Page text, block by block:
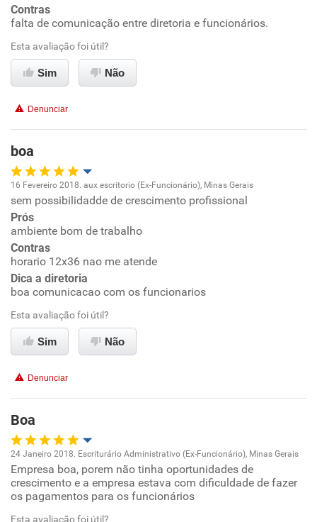
Conciliação com a vida familiar
Benefícios
Contras
falta de comunicação entre diretoria e funcionários.
Esta avaliação foi útil?
Sim Não
Denunciar
boa
Oportunidade de promoção
Ambiente de trabalho
Conciliação com a vida familiar
Recomenda esta empresa
16 Fevereiro 2018. aux escritorio (Ex-Funcionário), Minas Gerais
sem possibilidadde de crescimento profissional
Prós
ambiente bom de trabalho
Contras
horario 12x36 nao me atende
Dica a diretoria
boa comunicacao com os funcionarios
Esta avaliação foi útil?
Sim Não
Denunciar
Boa
Oportunidade de promoção
Ambiente de trabalho
24 Janeiro 2018. Escriturário Administrativo (Ex-Funcionário), Minas Gerais
Empresa boa, porem não tinha oportunidades de
crescimento e a empresa estava com dificuldade de fazer
os pagamentos para os funcionários
Esta avaliação foi útil?